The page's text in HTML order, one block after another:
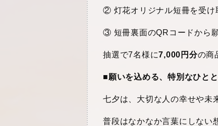
② 灯花オリジナル短冊を受け
③ 短冊裏面のQRコードから
抽選で7名様に7,000円分の商
■願いを込める、特別なひと
七夕は、大切な人の幸せや未
普段はなかなか言葉にしない